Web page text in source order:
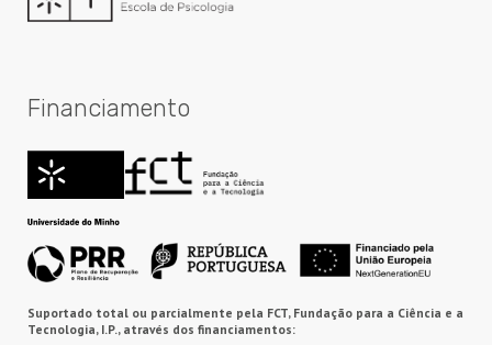
Financiamento
Suportado total ou parcialmente pela FCT, Fundação para a Ciência e a
Tecnologia, I.P., através dos financiamentos: